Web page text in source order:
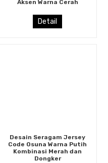
Aksen Warna Cerah
Detail
Desain Seragam Jersey
Code Osuna Warna Putih
Kombinasi Merah dan
Dongker